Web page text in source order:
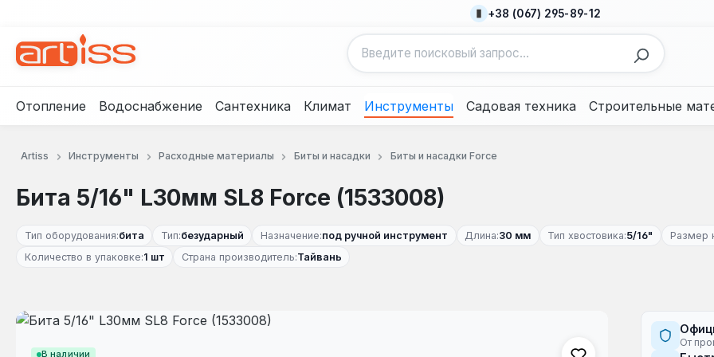
+38 (067) 295-89-12
Отопление Водоснабжение Сантехника Климат Инструменты Садовая техника Строительные
Artiss Инструменты Расходные материалы Биты и насадки Биты и насадки Force
Бита 5/16" L30мм SL8 Force (1533008)
Тип оборудования:бита Тип:безударный Назначение:под ручной инструмент Длина:30 мм Тип хвостовика:5/16" Размер
Количество в упаковке:1 шт Страна производитель:Тайвань
В наличии
Пропустить галерею изображений
От